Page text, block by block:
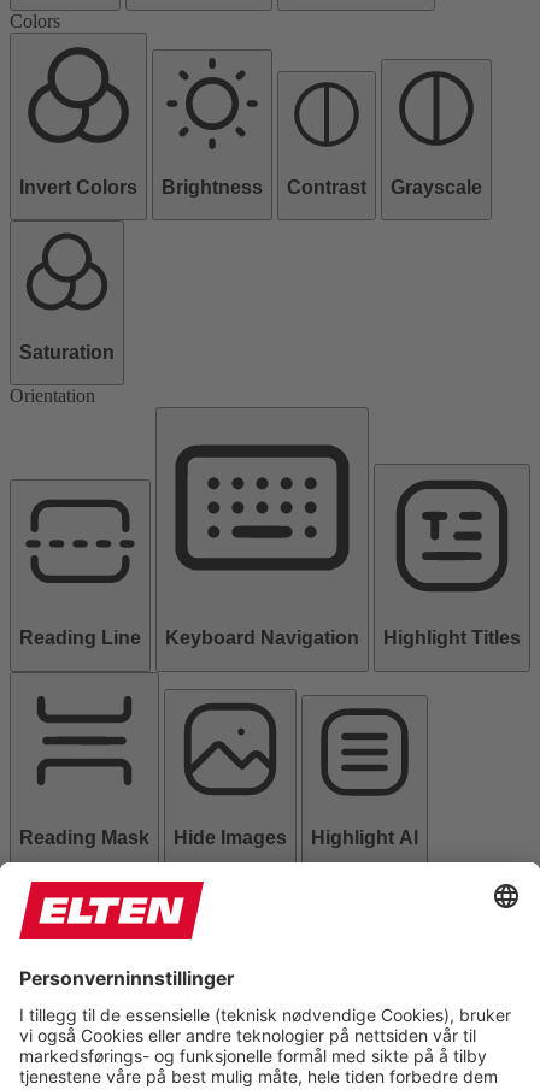
Colors
Invert Colors Brightness Contrast Grayscale
Saturation
Orientation
Reading Line Keyboard Navigation Highlight Titles
Reading Mask Hide Images Highlight Al
Read Page Mute Sounds Stop Animations